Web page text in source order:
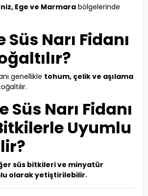
Ege ve Marmarabölgelerinde
Süs Narı Fidanı
genellikle tohum, çelik ve aşılama
Süs Narı Fidanı
Uyumlu
süs bitkileri ve minyatür
olarak yetiştirilebilir.